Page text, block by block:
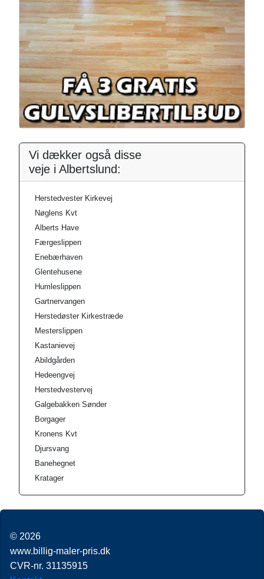
Vi dækker også disse
veje i Albertslund:
Herstedvester Kirkevej
Nøglens Kvt
Alberts Have
Færgeslippen
Enebærhaven
Glentehusene
Humleslippen
Gartnervangen
Herstedøster Kirkestræde
Mesterslippen
Kastanievej
Abildgården
Hedeengvej
Herstedvestervej
Galgebakken Sønder
Borgager
Kronens Kvt
Djursvang
Banehegnet
Kratager
© 2026
www.billig-maler-pris.dk
CVR-nr. 31135915